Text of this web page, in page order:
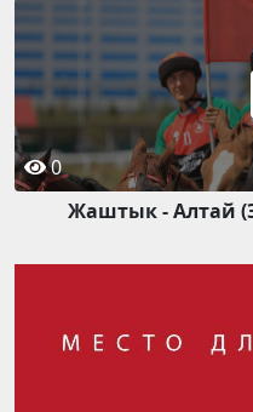
0
Жаштык - Алтай